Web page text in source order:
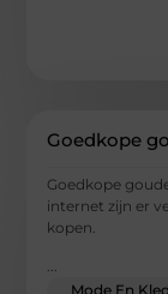
Goedkope
Goedkope
internet zijn er
kopen.
...
Mode En